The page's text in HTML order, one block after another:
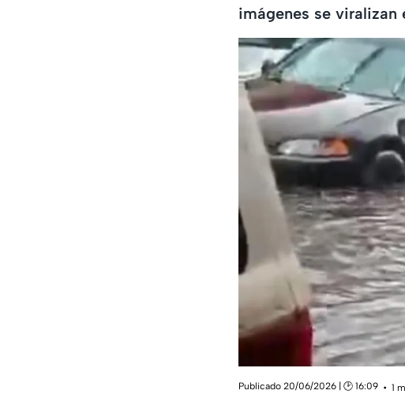
imágenes se viralizan
Publicado 20/06/2026 | 🕑 16:09
1